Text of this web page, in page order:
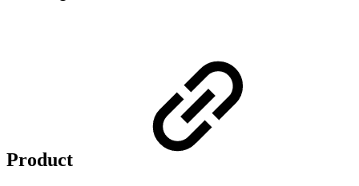
Product